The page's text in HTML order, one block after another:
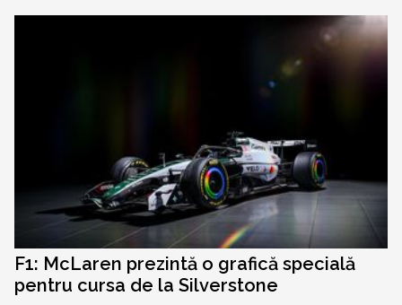
F1: McLaren prezintă o grafică specială
pentru cursa de la Silverstone